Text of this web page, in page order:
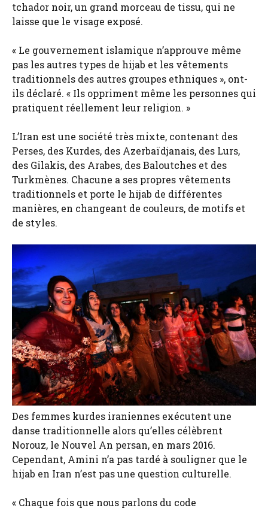
tchador noir, un grand morceau de tissu, qui ne
laisse que le visage exposé.
« Le gouvernement islamique n’approuve même
pas les autres types de hijab et les vêtements
traditionnels des autres groupes ethniques », ont-
ils déclaré. « Ils oppriment même les personnes qui
pratiquent réellement leur religion. »
L’Iran est une société très mixte, contenant des
Perses, des Kurdes, des Azerbaïdjanais, des Lurs,
des Gilakis, des Arabes, des Baloutches et des
Turkmènes. Chacune a ses propres vêtements
traditionnels et porte le hijab de différentes
manières, en changeant de couleurs, de motifs et
de styles.
Des femmes kurdes iraniennes exécutent une
danse traditionnelle alors qu’elles célèbrent
Norouz, le Nouvel An persan, en mars 2016.
Cependant, Amini n’a pas tardé à souligner que le
hijab en Iran n’est pas une question culturelle.
« Chaque fois que nous parlons du code